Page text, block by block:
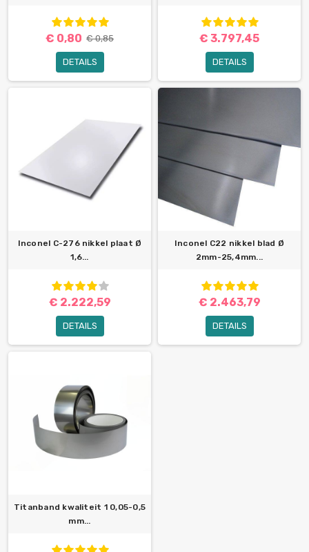
€ 0,80 € 0,85
DETAILS
€ 3.797,45
DETAILS
Inconel C-276 nikkel plaat Ø
1,6...
€ 2.222,59
DETAILS
Inconel C22 nikkel blad Ø
2mm-25,4mm...
€ 2.463,79
DETAILS
Titanband kwaliteit 1 0,05-0,5
mm...